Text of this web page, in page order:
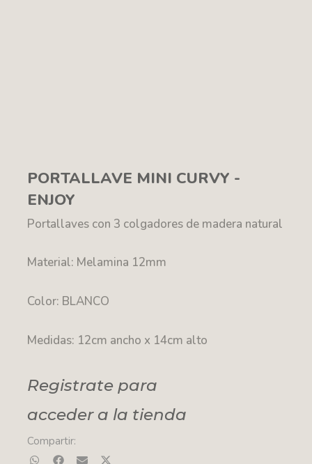
PORTALLAVE MINI CURVY -
ENJOY
Portallaves con 3 colgadores de madera natural
Material: Melamina 12mm
Color: BLANCO
Medidas: 12cm ancho x 14cm alto
Registrate para
acceder a la tienda
Compartir: